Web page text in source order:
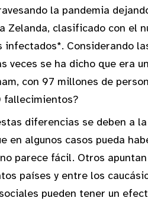
la pandemia
Zelanda, clasificado con el
Considerando
veces se ha dicho que era
con 97 millones de
fallecimientos?
diferencias se deben a
algunos casos pueda
parece fácil. Otros
países y entre los
pueden tener un